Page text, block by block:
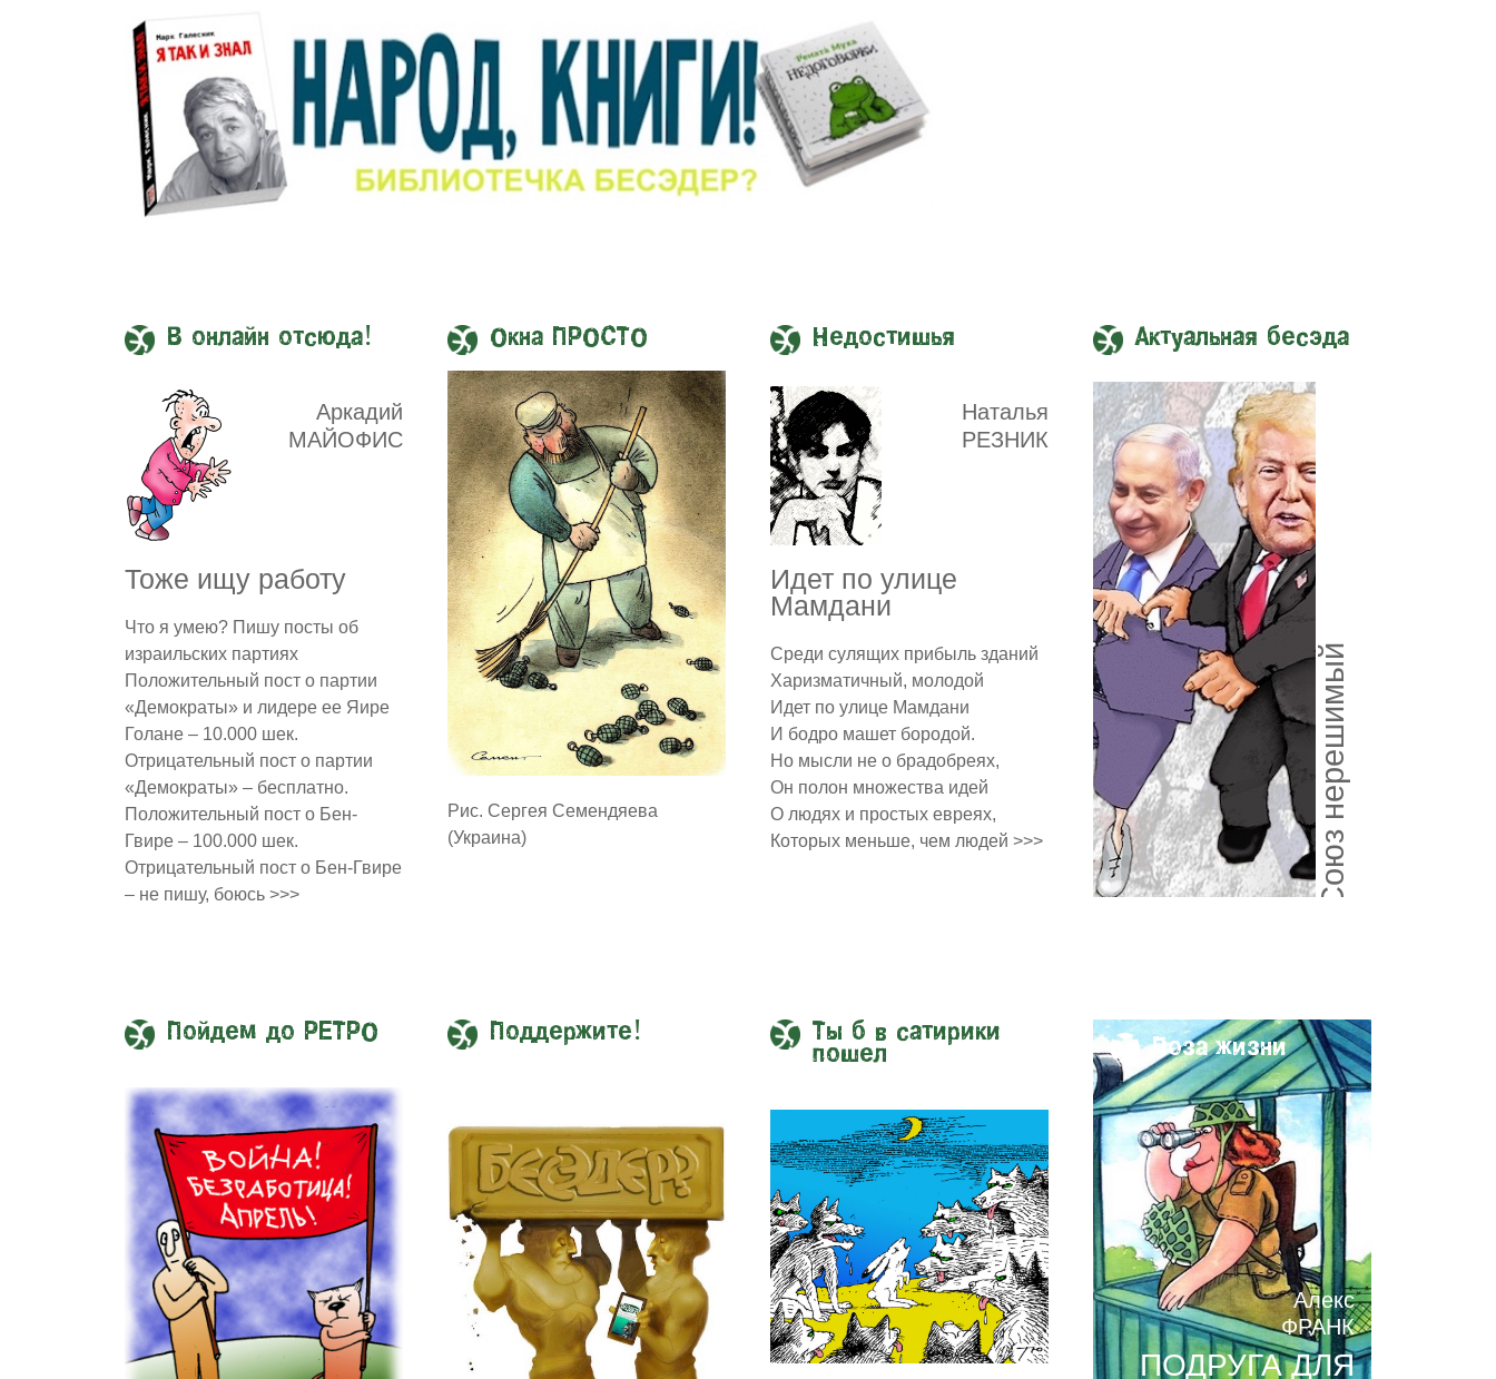
В онлайн отсюда!
Аркадий
МАЙОФИС
Тоже ищу работу
Что я умею? Пишу посты об
израильских партиях
Положительный пост о партии
«Демократы» и лидере ее Яире
Голане – 10.000 шек.
Отрицательный пост о партии
«Демократы» – бесплатно.
Положительный пост о Бен-
Гвире – 100.000 шек.
Отрицательный пост о Бен-Гвире
– не пишу, боюсь >>>
Окна ПРОСТО
Рис. Сергея Семендяева
(Украина)
Недостишья
Наталья
РЕЗНИК
Идет по улице
Мамдани
Среди сулящих прибыль зданий
Харизматичный, молодой
Идет по улице Мамдани
И бодро машет бородой.
Но мысли не о брадобреях,
Он полон множества идей
О людях и простых евреях,
Которых меньше, чем людей >>>
Актуальная бесэда
Союз нерешимый
Пойдем до РЕТРО Поддержите!
Ты б в сатирики
пошел
Поза жизни
Алекс
ФРАНК
ПОДРУГА ДЛЯ